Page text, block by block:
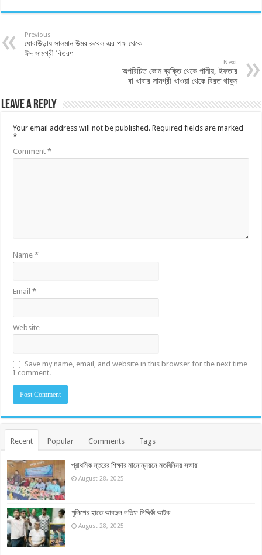
Previous
ধোবাউড়ায় সালমান উমর রুবেল এর পক্ষ থেকে
ঈদ সামগ্রী বিতরণ
Next
অপরিচিত কোন ব্যক্তি থেকে পানীয়, ইফতার
বা খাবার সামগ্রী খাওয়া থেকে বিরত থাকুন
Leave a Reply
Your email address will not be published. Required fields are marked
*
Comment*
Name*
Email*
Website
Save my name, email, and website in this browser for the next time
I comment.
Recent Popular Comments Tags
প্রাথমিক স্তরের শিক্ষার মানোন্নয়নে মতবিনিময় সভায়
August 28, 2025
পুলিশের হাতে আবদুল লতিফ সিদ্দিকী আটক
August 28, 2025